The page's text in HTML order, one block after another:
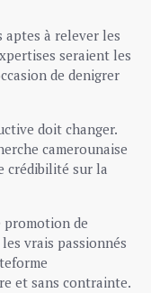
aptes à relever les
seraient les
de denigrer
doit changer.
camerounaise
crédibilité sur la
promotion de
vrais passionnés
et sans contrainte.